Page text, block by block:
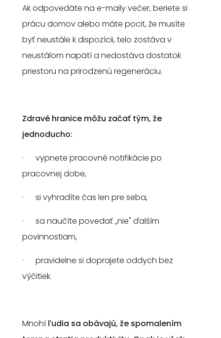
Ak odpovedáte na e-maily večer, beriete si
prácu domov alebo máte pocit, že musíte
byť neustále k dispozícii, telo zostáva v
neustálom napätí a nedostáva dostatok
priestoru na prirodzenú regeneráciu.
Zdravé hranice môžu začať tým, že
jednoducho:
· vypnete pracovné notifikácie po
pracovnej dobe,
· si vyhradíte čas len pre seba,
· sa naučíte povedať „nie" ďalším
povinnostiam,
· pravidelne si doprajete oddych bez
výčitiek.
Mnohíľudia sa obávajú, že spomalením